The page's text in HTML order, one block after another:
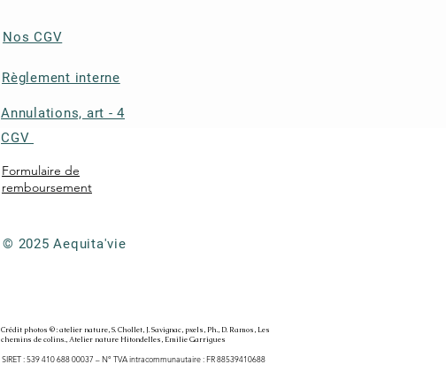
Nos CGV
Règlement interne
Annulations, art - 4
CGV
Formulaire de
remboursement
© 2025 Aequita'vie
Crédit photos © : atelier nature, S. Chollet, J. Savignac, pxels, Ph., D. Ramos, Les
chemins de colins., Atelier nature Hitondelles, Emilie Garrigues
SIRET : 539 410 688 00037 – N° TVA intracommunautaire : FR 88539410688